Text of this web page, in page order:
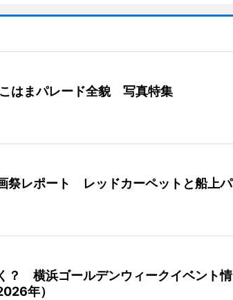
はまパレード全貌 写真特集
祭レポート レッドカーペットと船上パ
？ 横浜ゴールデンウィークイベント情
年）